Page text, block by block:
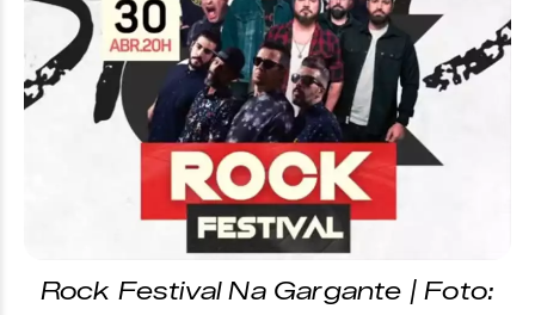
Rock Festival Na Gargante | Foto: